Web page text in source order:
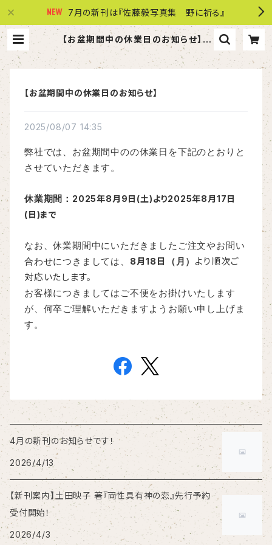
7月の新刊は『佐藤毅写真集 野に祈る』
【お盆期間中の休業日のお知らせ】 |
株式会社 共同文化社
【お盆期間中の休業日のお知らせ】
2025/08/07 14:35
弊社では、お盆期間中のの休業日を下記のとおりと
させていただきます。
休業期間： 2025年8月9日(土)より2025年8月17日
(日)まで
なお、休業期間中にいただきましたご注文やお問い
合わせにつきましては、 8月18日 （月）より順次ご
対応いたします。
お客様につきましてはご不便をお掛けいたします
が、何卒ご理解いただきますようお願い申し上げま
す。
4月の新刊のお知らせです！
2026/4/13
【新刊案内】土田映子 著『両性具有神の恋』先行予約
受付開始！
2026/4/3